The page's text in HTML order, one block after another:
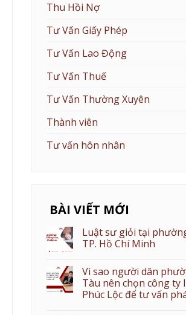
Thu Hồi Nợ
Tư Vấn Giấy Phép
Tư Vấn Lao Động
Tư Vấn Thuế
Tư Vấn Thường Xuyên
Thành viên
Tư vấn hôn nhân
BÀI VIẾT MỚI
Luật sư giỏi tại
TP. Hồ Chí Minh
Vì sao người dân
Tàu nên chọn công ty
Phúc Lộc để tư vấn